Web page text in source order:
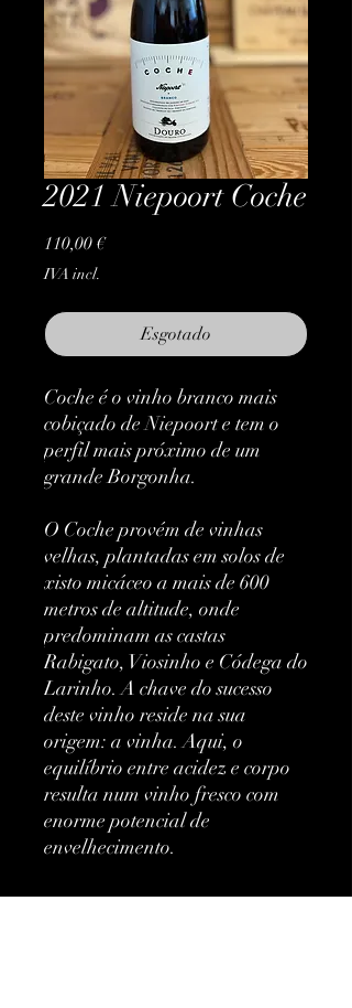
2021 Niepoort Coche
110,00 €Preço
IVA incl.
Esgotado
Coche é o vinho branco mais
cobiçado de Niepoort e tem o
perfil mais próximo de um
grande Borgonha.
O Coche provém de vinhas
velhas, plantadas em solos de
xisto micáceo a mais de 600
metros de altitude, onde
predominam as castas
Rabigato, Viosinho e Códega do
Larinho. A chave do sucesso
deste vinho reside na sua
origem: a vinha. Aqui, o
equilíbrio entre acidez e corpo
resulta num vinho fresco com
enorme potencial de
envelhecimento.